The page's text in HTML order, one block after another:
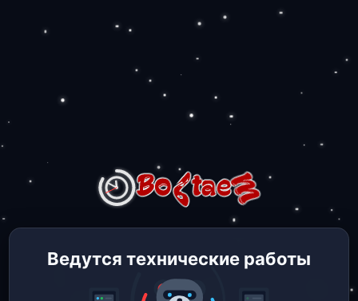
Ведутся технические работы